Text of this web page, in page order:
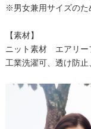
※男女兼用サイズのた
【素材】
ニット素材 エアリー
工業洗濯可、透け防